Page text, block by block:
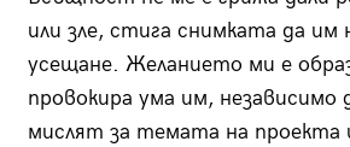
или зле, стига снимката да им
усещане. Желанието ми е
провокира ума им, независимо
мислят за темата на проекта